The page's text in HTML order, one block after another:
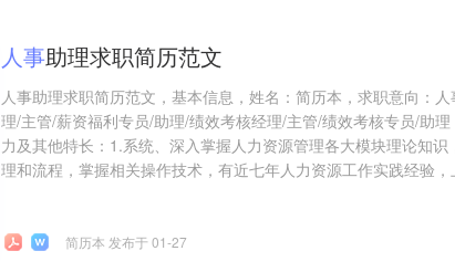
人事助理求职简历范文
人事助理求职简历范文，基本信息，姓名：简历本，求职意向：
理/主管/薪资福利专员/助理/绩效考核经理/主管/绩效考核专员/助
力及其他特长：1.系统、深入掌握人力资源管理各大模块理论知
理和流程，掌握相关操作技术，有近七年人力资源工作实践经验，
简历本 发布于 01-27